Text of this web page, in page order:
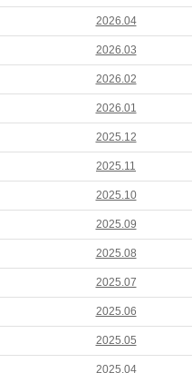
2026.04
2026.03
2026.02
2026.01
2025.12
2025.11
2025.10
2025.09
2025.08
2025.07
2025.06
2025.05
2025.04